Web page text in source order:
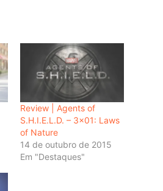
Review | Agents of
S.H.I.E.L.D. – 3×01: Laws
of Nature
14 de outubro de 2015
Em "Destaques"